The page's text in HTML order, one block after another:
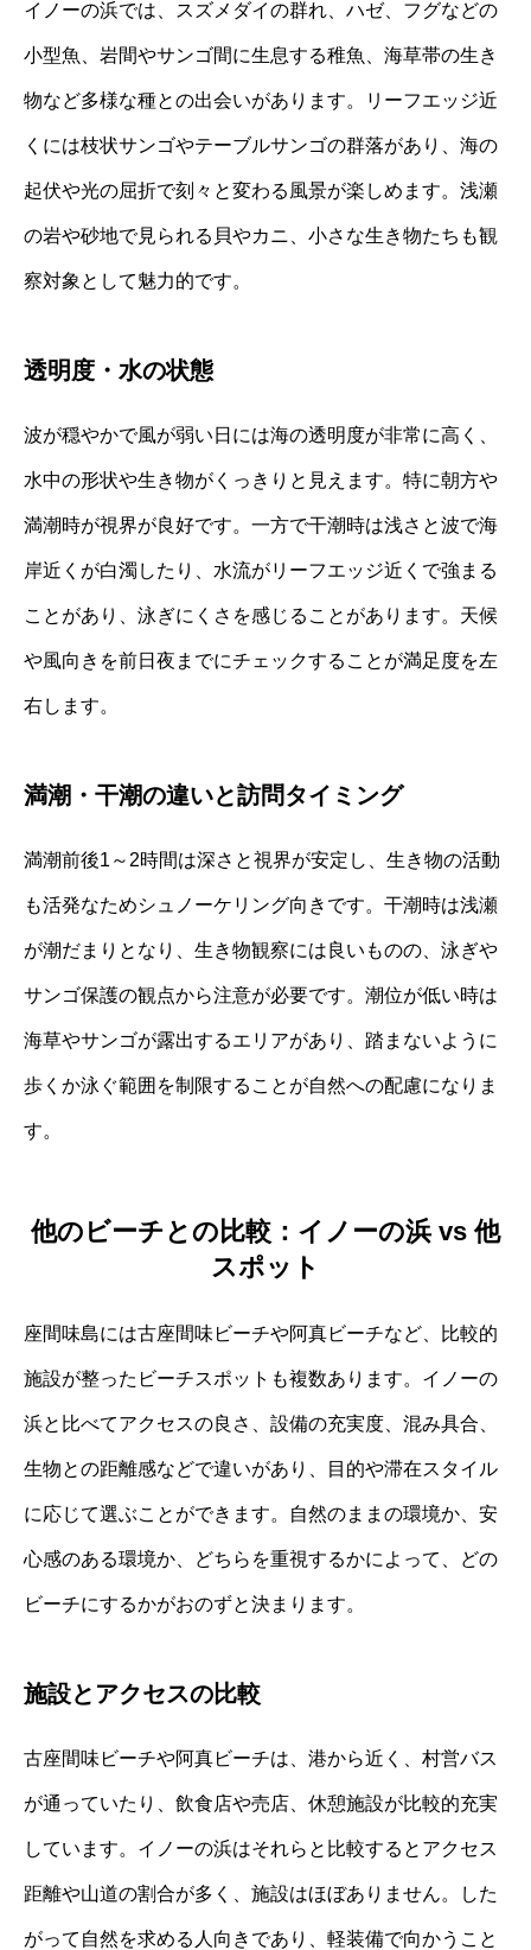
イノーの浜では、スズメダイの群れ、ハゼ、フグなどの
小型魚、岩間やサンゴ間に生息する稚魚、海草帯の生き
物など多様な種との出会いがあります。リーフエッジ近
くには枝状サンゴやテーブルサンゴの群落があり、海の
起伏や光の屈折で刻々と変わる風景が楽しめます。浅瀬
の岩や砂地で見られる貝やカニ、小さな生き物たちも観
察対象として魅力的です。
透明度・水の状態
波が穏やかで風が弱い日には海の透明度が非常に高く、
水中の形状や生き物がくっきりと見えます。特に朝方や
満潮時が視界が良好です。一方で干潮時は浅さと波で海
岸近くが白濁したり、水流がリーフエッジ近くで強まる
ことがあり、泳ぎにくさを感じることがあります。天候
や風向きを前日夜までにチェックすることが満足度を左
右します。
満潮・干潮の違いと訪問タイミング
満潮前後1～2時間は深さと視界が安定し、生き物の活動
も活発なためシュノーケリング向きです。干潮時は浅瀬
が潮だまりとなり、生き物観察には良いものの、泳ぎや
サンゴ保護の観点から注意が必要です。潮位が低い時は
海草やサンゴが露出するエリアがあり、踏まないように
歩くか泳ぐ範囲を制限することが自然への配慮になりま
す。
他のビーチとの比較：イノーの浜 vs 他
スポット
座間味島には古座間味ビーチや阿真ビーチなど、比較的
施設が整ったビーチスポットも複数あります。イノーの
浜と比べてアクセスの良さ、設備の充実度、混み具合、
生物との距離感などで違いがあり、目的や滞在スタイル
に応じて選ぶことができます。自然のままの環境か、安
心感のある環境か、どちらを重視するかによって、どの
ビーチにするかがおのずと決まります。
施設とアクセスの比較
古座間味ビーチや阿真ビーチは、港から近く、村営バス
が通っていたり、飲食店や売店、休憩施設が比較的充実
しています。イノーの浜はそれらと比較するとアクセス
距離や山道の割合が多く、施設はほぼありません。した
がって自然を求める人向きであり、軽装備で向かうこと